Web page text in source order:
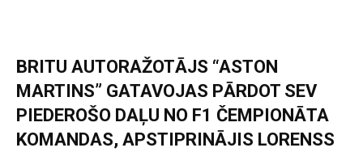
BRITU AUTORAŽOTĀJS “ASTON
MARTINS” GATAVOJAS PĀRDOT SEV
PIEDEROŠO DAĻU NO F1 ČEMPIONĀTA
KOMANDAS, APSTIPRINĀJIS LORENSS